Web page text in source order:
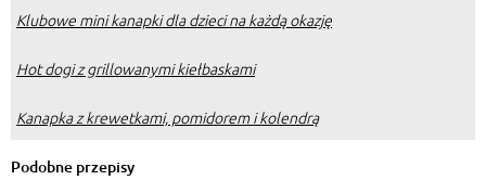
Klubowe mini kanapki dla dzieci na każdą okazję
Hot dogi z grillowanymi kiełbaskami
Kanapka z krewetkami, pomidorem i kolendrą
Podobne przepisy